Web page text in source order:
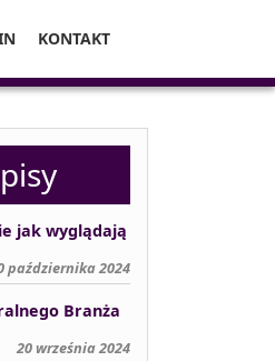
KONTAKT
jak wyglądają
października 2024
Branża
20 września 2024